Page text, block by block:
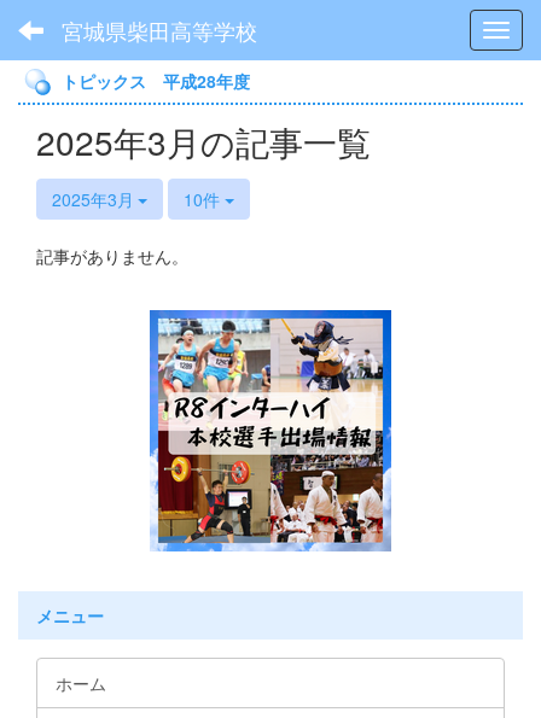
宮城県柴田高等学校
トピックス 平成28年度
2025年3月の記事一覧
2025年3月 10件
記事がありません。
メニュー
ホーム